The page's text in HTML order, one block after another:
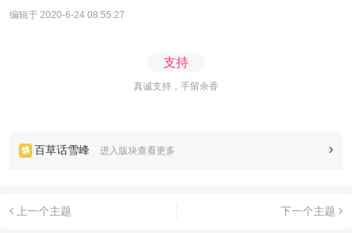
编辑于 2020-6-24 08:55:27
支持
真诚支持，手留余香
百草话雪峰 进入版块查看更多
上一个主题 下一个主题